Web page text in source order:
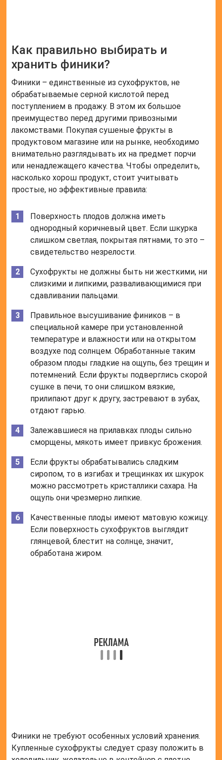
Поверхность плодов должна иметь
однородный коричневый цвет. Если шкурка
слишком светлая, покрытая пятнами, то это –
свидетельство незрелости.
Сухофрукты не должны быть ни жесткими, ни
слизкими и липкими, разваливающимися при
сдавливании пальцами.
Правильное высушивание фиников – в
специальной камере при установленной
температуре и влажности или на открытом
воздухе под солнцем. Обработанные таким
потемнений. Если фрукты подверглись скорой
сушке в печи, то они слишком вязкие,
прилипают друг к другу, застревают в зубах,
отдают гарью.
Залежавшиеся на прилавках плоды сильно
сморщены, мякоть имеет привкус брожения.
сиропом, то в изгибах и трещинках их шкурок
можно рассмотреть кристаллики сахара. На
ощупь они чрезмерно липкие.
Качественные плоды имеют матовую кожицу.
Если поверхность сухофруктов выглядит
глянцевой, блестит на солнце, значит,
обработана жиром.
Финики не требуют особенных условий хранения.
Купленные сухофрукты следует сразу положить в
холодильник, желательно в контейнер с плотно
закрывающейся крышкой. Так они будут храниться
долго. Если лакомство планируется скушать в
течение недели, то его без опасений можно
положить в кухонный шкаф или просто оставить на
Перед употреблением фрукты нужно хорошенько
помыть. Неизвестно где они валялись, в каких
условиях выращивались, кто брал их в руки. Вместе
с полезными веществами можно приобрести
съедать в день?
Что улучшают финики?